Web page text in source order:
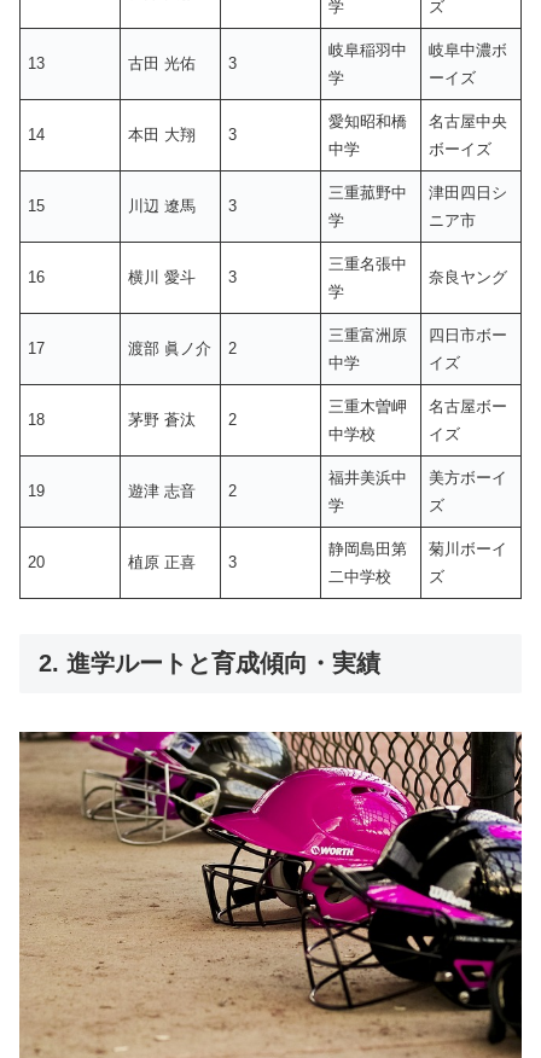
学
ズ
13 古田 光佑 3
岐阜稲羽中
学
岐阜中濃ボ
ーイズ
14 本田 大翔 3
愛知昭和橋
中学
名古屋中央
ボーイズ
15 川辺 遼馬 3
三重菰野中
学
津田四日シ
ニア市
16 横川 愛斗 3
三重名張中
学
奈良ヤング
17 渡部 眞ノ介 2
三重富洲原
中学
四日市ボー
イズ
18 茅野 蒼汰 2
三重木曽岬
中学校
名古屋ボー
イズ
19 遊津 志音 2
福井美浜中
学
美方ボーイ
ズ
20 植原 正喜 3
静岡島田第
二中学校
菊川ボーイ
ズ
2. 進学ルートと育成傾向・実績